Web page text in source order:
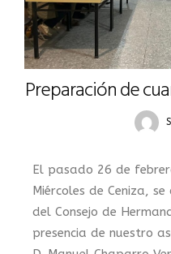
Preparación de
El pasado 26 de
Miércoles de Ceniza,
del Consejo de
presencia de nuestro